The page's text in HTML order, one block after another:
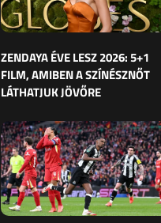
ZENDAYA ÉVE LESZ 2026: 5+1
FILM, AMIBEN A SZÍNÉSZNŐT
LÁTHATJUK JÖVŐRE